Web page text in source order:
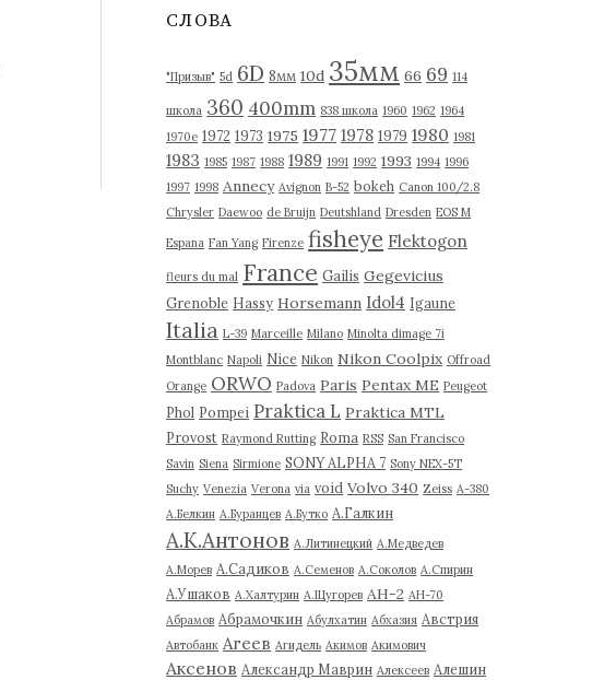
в
СЛОВА
"Призыв" 5d 6D 8мм 10d 35мм 66 69 114
школа 360 400mm 838 школа 1960 1962 1964
1970е 1972 1973 1975 1977 1978 1979 1980 1981
1983 1985 1987 1988 1989 1991 1992 1993 1994 1996
1997 1998 Annecy Avignon B-52 bokeh Canon 100/2.8
Chrysler Daewoo de Bruijn Deutshland Dresden EOS M
Espana Fan Yang Firenze fisheye Flektogon
fleurs du mal France Gailis Gegevicius
Grenoble Hassy Horsemann Idol4 Igaune
Italia L-39 Marceille Milano Minolta dimage 7i
Montblanc Napoli Nice Nikon Nikon Coolpix Offroad
Orange ORWO Padova Paris Pentax ME Peugeot
Phol Pompei Praktica L Praktica MTL
Provost Raymond Rutting Roma RSS San Francisco
Savin Siena Sirmione SONY ALPHA 7 Sony NEX-5T
Suchy Venezia Verona via void Volvo 340 Zeiss А-380
А.Белкин А.Буранцев А.Бутко А.Галкин
А.К.Антонов А.Литинецкий А.Медведев
А.Морев А.Садиков А.Семенов А.Соколов А.Спирин
А.Ушаков А.Халтурин А.Щугорев АН-2 АН-70
Абрамов Абрамочкин Абулхатин Абхазия Австрия
Автобанк Агеев Агидель Акимов Акимович
Аксенов Александр Маврин Алексеев Алешин